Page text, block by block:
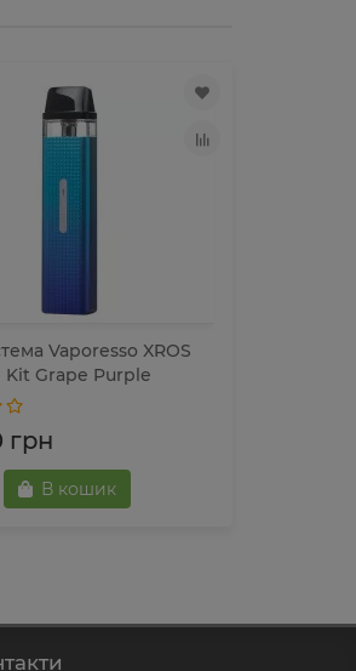
Vaporesso XROS
Kit Grape Purple
грн
В кошик